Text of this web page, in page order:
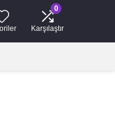
0
Karşılaştır